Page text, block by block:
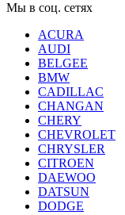
Мы в соц. сетях
ACURA
AUDI
BELGEE
BMW
CADILLAC
CHANGAN
CHERY
CHEVROLET
CHRYSLER
CITROEN
DAEWOO
DATSUN
DODGE